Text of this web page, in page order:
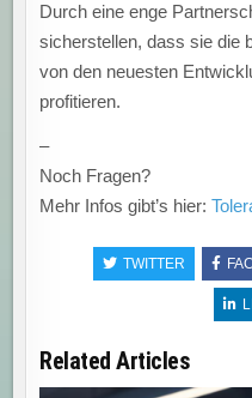
Durch eine enge
sicherstellen, dass sie die
von den neuesten
profitieren.
–
Noch Fragen?
Mehr Infos gibt’s hier:
TWITTER
Related Articles